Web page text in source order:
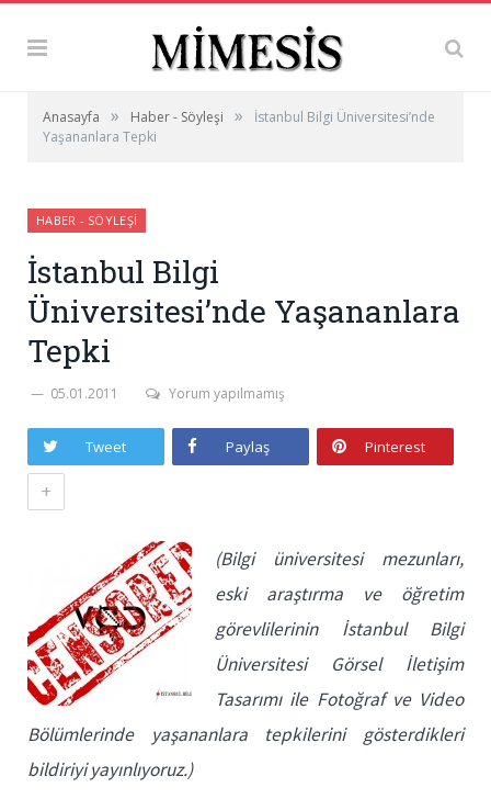
Anasayfa » Haber - Söyleşi »
İstanbul Bilgi Üniversitesi’nde
Yaşananlara Tepki
HABER - SÖYLEŞI
İstanbul Bilgi
Üniversitesi’nde Yaşananlara
Tepki
05.01.2011 Yorum yapılmamış
Tweet Paylaş Pinterest
+
(Bilgi üniversitesi mezunları,
eski araştırma ve öğretim
görevlilerinin İstanbul Bilgi
Üniversitesi Görsel İletişim
Tasarımı ile Fotoğraf ve Video
Bölümlerinde yaşananlara tepkilerini gösterdikleri
bildiriyi yayınlıyoruz.)